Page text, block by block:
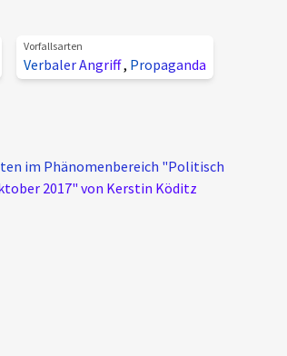
Vorfallsarten
Verbaler Angriff, Propaganda
im Phänomenbereich "Politisch
2017" von Kerstin Köditz